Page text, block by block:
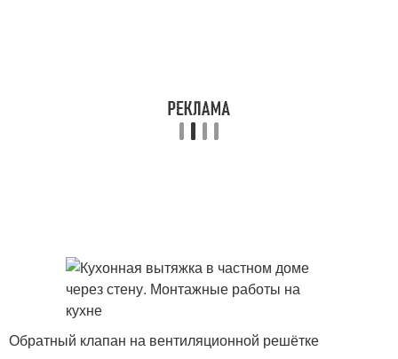
Обратный клапан на вентиляционной решётке